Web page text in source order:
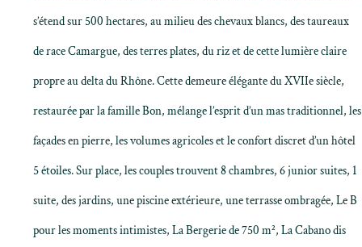
s’étend sur 500 hectares, au milieu des chevaux blancs, des taureaux
de race Camargue, des terres plates, du riz et de cette lumière claire
propre au delta du Rhône. Cette demeure élégante du XVIIe siècle,
restaurée par la famille Bon, mélange l’esprit d’un mas traditionnel, les
façades en pierre, les volumes agricoles et le confort discret d’un hôtel
5 étoiles. Sur place, les couples trouvent 8 chambres, 6 junior suites, 1
suite, des jardins, une piscine extérieure, une terrasse ombragée, Le B
pour les moments intimistes, La Bergerie de 750 m², La Cabano dis